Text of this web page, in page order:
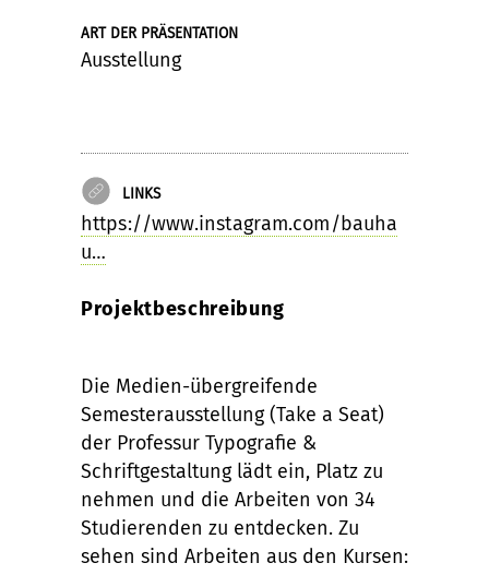
ART DER PRÄSENTATION
Ausstellung
LINKS
https://www.instagram.com/bauha
u…
Projektbeschreibung
Die Medien-übergreifende
Semesterausstellung (Take a Seat)
der Professur Typografie &
Schriftgestaltung lädt ein, Platz zu
nehmen und die Arbeiten von 34
Studierenden zu entdecken. Zu
sehen sind Arbeiten aus den Kursen: